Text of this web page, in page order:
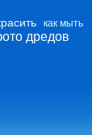
как мыть
дредов